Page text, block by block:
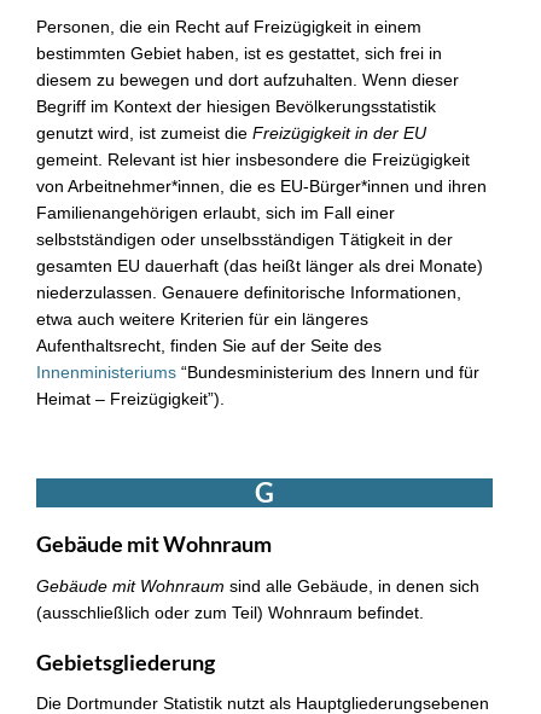
Personen, die ein Recht auf Freizügigkeit in einem
bestimmten Gebiet haben, ist es gestattet, sich frei in
diesem zu bewegen und dort aufzuhalten. Wenn dieser
Begriff im Kontext der hiesigen Bevölkerungsstatistik
genutzt wird, ist zumeist die Freizügigkeit in der EU
gemeint. Relevant ist hier insbesondere die Freizügigkeit
von Arbeitnehmer*innen, die es EU-Bürger*innen und ihren
Familienangehörigen erlaubt, sich im Fall einer
selbstständigen oder unselbsständigen Tätigkeit in der
gesamten EU dauerhaft (das heißt länger als drei Monate)
niederzulassen. Genauere definitorische Informationen,
etwa auch weitere Kriterien für ein längeres
Aufenthaltsrecht, finden Sie auf der Seite des
Innenministeriums “Bundesministerium des Innern und für
Heimat – Freizügigkeit”).
G
Gebäude mit Wohnraum
Gebäude mit Wohnraum sind alle Gebäude, in denen sich
(ausschließlich oder zum Teil) Wohnraum befindet.
Gebietsgliederung
Die Dortmunder Statistik nutzt als Hauptgliederungsebenen